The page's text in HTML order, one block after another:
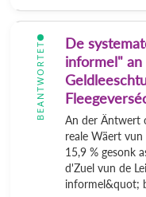
BEANTWORTET
De
informel" an
An der Äntwert
reale Wäert
15,9 % gesonk
d'Zuel vun de
informel&quot;